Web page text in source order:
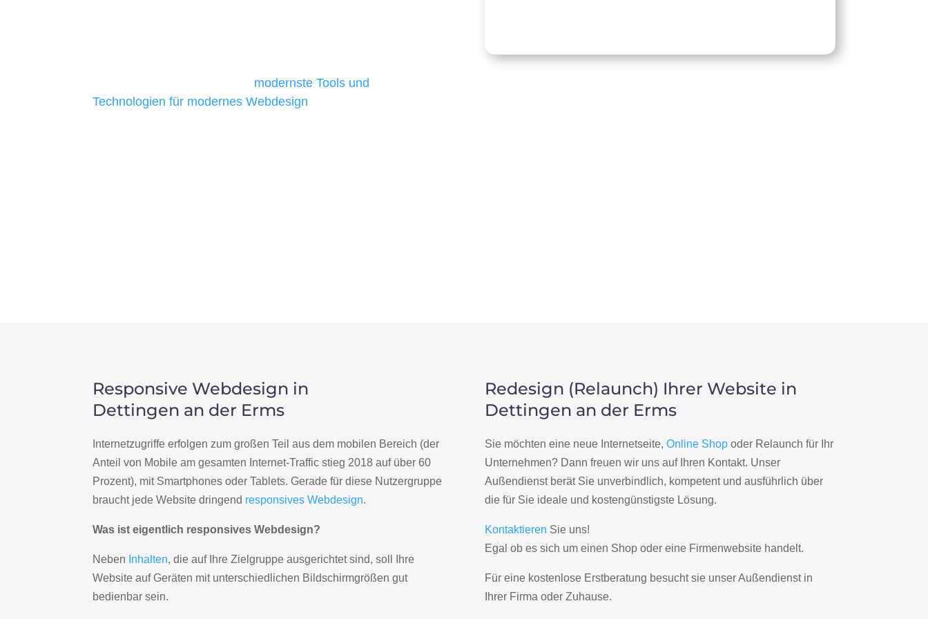
modernste Tools und
Technologien für modernes Webdesign
Responsive Webdesign in
Dettingen an der Erms
Internetzugriffe erfolgen zum großen Teil aus dem mobilen Bereich (der
Anteil von Mobile am gesamten Internet-Traffic stieg 2018 auf über 60
Prozent), mit Smartphones oder Tablets. Gerade für diese Nutzergruppe
braucht jede Website dringend responsives Webdesign.
Was ist eigentlich responsives Webdesign?
Neben Inhalten, die auf Ihre Zielgruppe ausgerichtet sind, soll Ihre
Website auf Geräten mit unterschiedlichen Bildschirmgrößen gut
bedienbar sein.
Redesign (Relaunch) Ihrer Website in
Dettingen an der Erms
Sie möchten eine neue Internetseite, Online Shopoder Relaunch für Ihr
Unternehmen? Dann freuen wir uns auf Ihren Kontakt. Unser
Außendienst berät Sie unverbindlich, kompetent und ausführlich über
die für Sie ideale und kostengünstigste Lösung.
Kontaktieren Sie uns!
Egal ob es sich um einen Shop oder eine Firmenwebsite handelt.
Für eine kostenlose Erstberatung besucht sie unser Außendienst in
Ihrer Firma oder Zuhause.